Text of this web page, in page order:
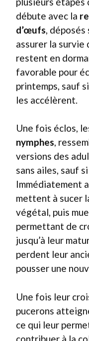
débute avec la
d’œufs ,
assurer la survie
restent en
favorable pour
printemps, sauf
les accélèrent.
Une fois éclos,
nymphes,
versions des
sans ailes, sauf
Immédiatement
mettent à sucer
végétal, puis
permettant de
jusqu’à leur
perdent leur
pousser une
Une fois leur
pucerons
ce qui leur
contribuer à la